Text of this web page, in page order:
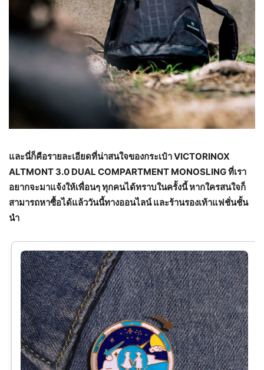
และนี่ก็คือรายละเอียดที่น่าสนใจของกระเป๋า VICTORINOX
ALTMONT 3.0 DUAL COMPARTMENT MONOSLING ที่เรา
อยากจะมาแจ้งให้เพื่อนๆ ทุกคนได้ทราบในครั้งนี้ หากใครสนใจก็
สามารถหาซื้อได้แล้ววันนี้ทางออนไลน์ และร้านรองเท้าแฟชั่นชั้น
นำ